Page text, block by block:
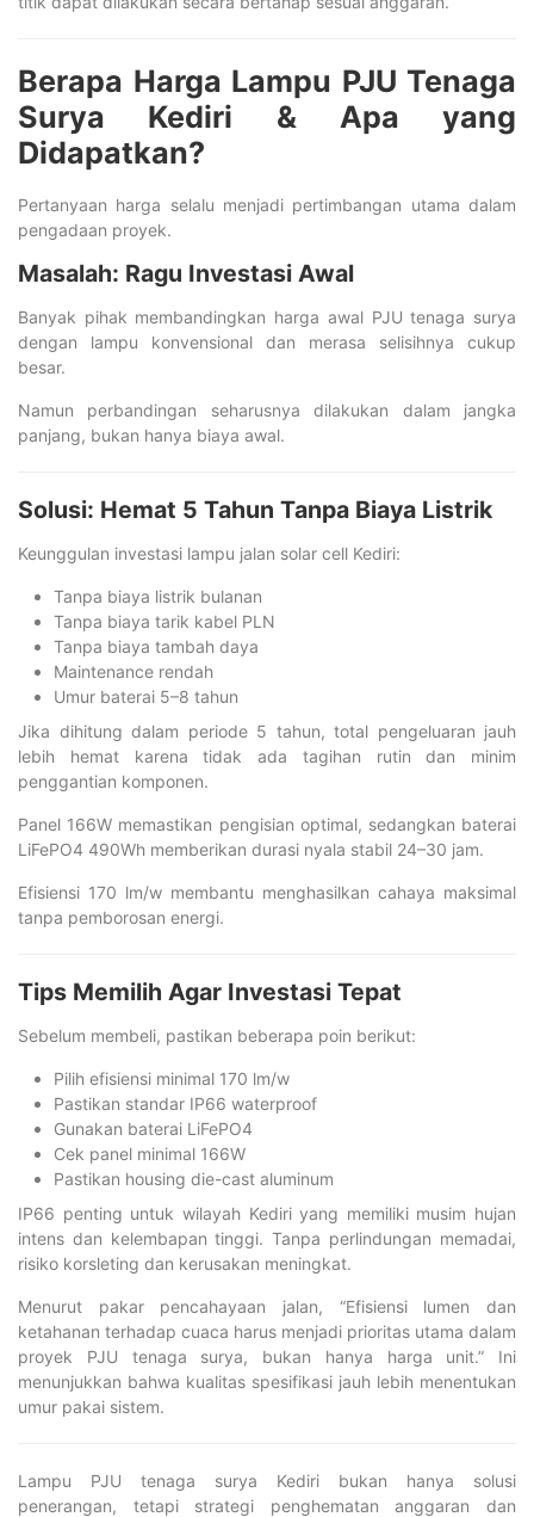
Berapa Harga Lampu PJU Tenaga
Surya Kediri & Apa yang
Didapatkan?
Pertanyaan harga selalu menjadi pertimbangan utama dalam
pengadaan proyek.
Masalah: Ragu Investasi Awal
Banyak pihak membandingkan harga awal PJU tenaga surya
dengan lampu konvensional dan merasa selisihnya cukup
besar.
Namun perbandingan seharusnya dilakukan dalam jangka
panjang, bukan hanya biaya awal.
Solusi: Hemat 5 Tahun Tanpa Biaya Listrik
Keunggulan investasi lampu jalan solar cell Kediri:
Tanpa biaya listrik bulanan
Tanpa biaya tarik kabel PLN
Tanpa biaya tambah daya
Maintenance rendah
Umur baterai 5–8 tahun
Jika dihitung dalam periode 5 tahun, total pengeluaran jauh
lebih hemat karena tidak ada tagihan rutin dan minim
penggantian komponen.
Panel 166W memastikan pengisian optimal, sedangkan baterai
LiFePO4 490Wh memberikan durasi nyala stabil 24–30 jam.
Efisiensi 170 lm/w membantu menghasilkan cahaya maksimal
tanpa pemborosan energi.
Tips Memilih Agar Investasi Tepat
Sebelum membeli, pastikan beberapa poin berikut:
Pilih efisiensi minimal 170 lm/w
Pastikan standar IP66 waterproof
Gunakan baterai LiFePO4
Cek panel minimal 166W
Pastikan housing die-cast aluminum
IP66 penting untuk wilayah Kediri yang memiliki musim hujan
intens dan kelembapan tinggi. Tanpa perlindungan memadai,
risiko korsleting dan kerusakan meningkat.
Menurut pakar pencahayaan jalan, “Efisiensi lumen dan
ketahanan terhadap cuaca harus menjadi prioritas utama dalam
proyek PJU tenaga surya, bukan hanya harga unit.” Ini
menunjukkan bahwa kualitas spesifikasi jauh lebih menentukan
umur pakai sistem.
Lampu PJU tenaga surya Kediri bukan hanya solusi
penerangan, tetapi strategi penghematan anggaran dan